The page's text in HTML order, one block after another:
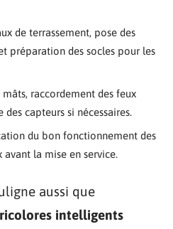
de terrassement, pose des
préparation des socles pour les
raccordement des feux
capteurs si nécessaires.
du bon fonctionnement des
la mise en service.
aussi que
intelligents